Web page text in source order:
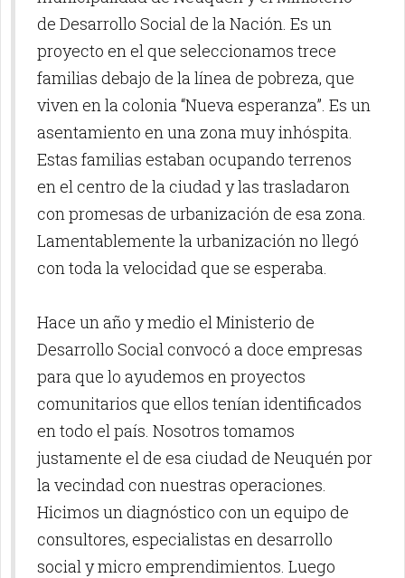
de Desarrollo Social de la Nación. Es un
proyecto en el que seleccionamos trece
familias debajo de la línea de pobreza, que
viven en la colonia “Nueva esperanza”. Es un
asentamiento en una zona muy inhóspita.
Estas familias estaban ocupando terrenos
en el centro de la ciudad y las trasladaron
con promesas de urbanización de esa zona.
Lamentablemente la urbanización no llegó
con toda la velocidad que se esperaba.
Hace un año y medio el Ministerio de
Desarrollo Social convocó a doce empresas
para que lo ayudemos en proyectos
comunitarios que ellos tenían identificados
en todo el país. Nosotros tomamos
justamente el de esa ciudad de Neuquén por
la vecindad con nuestras operaciones.
Hicimos un diagnóstico con un equipo de
consultores, especialistas en desarrollo
social y micro emprendimientos. Luego